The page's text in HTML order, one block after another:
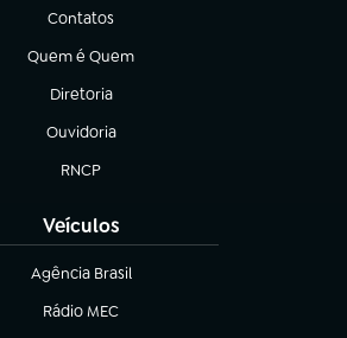
Contatos
(abre em nova aba)
Quem é Quem
(abre em nova aba)
Diretoria
(abre em nova aba)
Ouvidoria
(abre em nova aba)
RNCP
(abre em nova aba)
Veículos
Agência Brasil
(abre em nova aba)
Rádio MEC
(abre em nova aba)